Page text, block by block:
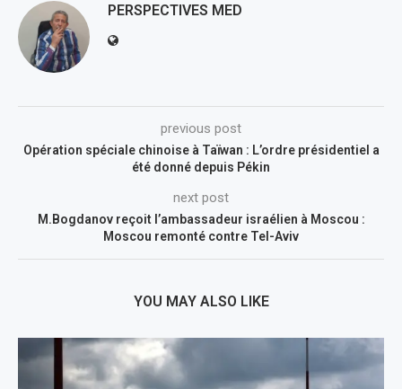
PERSPECTIVES MED
previous post
Opération spéciale chinoise à Taïwan : L’ordre présidentiel a
été donné depuis Pékin
next post
M.Bogdanov reçoit l’ambassadeur israélien à Moscou :
Moscou remonté contre Tel-Aviv
YOU MAY ALSO LIKE